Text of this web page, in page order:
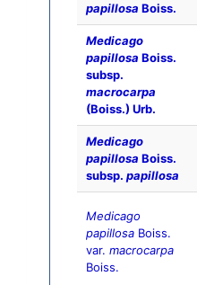
papillosa Boiss.
Medicago
papillosa Boiss.
subsp.
macrocarpa
(Boiss.) Urb.
Medicago
papillosa Boiss.
subsp. papillosa
Medicago
papillosa Boiss.
var. macrocarpa
Boiss.